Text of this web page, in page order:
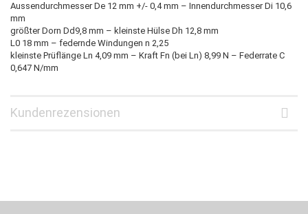
Aussendurchmesser De 12 mm +/- 0,4 mm – Innendurchmesser Di 10,6
mm
größter Dorn Dd9,8 mm – kleinste Hülse Dh 12,8 mm
L0 18 mm – federnde Windungen n 2,25
kleinste Prüflänge Ln 4,09 mm – Kraft Fn (bei Ln) 8,99 N – Federrate C
0,647 N/mm
Kundenrezensionen